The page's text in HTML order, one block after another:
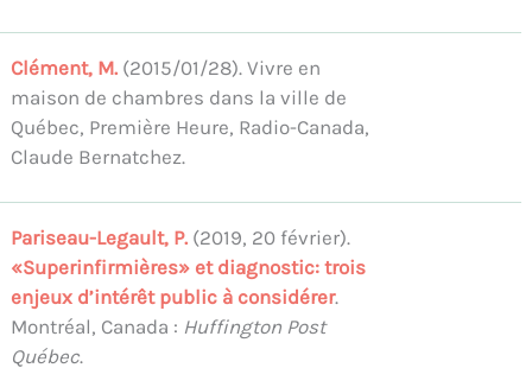
Clément, M. (2015/01/28). Vivre en
maison de chambres dans la ville de
Québec, Première Heure, Radio-Canada,
Claude Bernatchez.
Pariseau-Legault, P. (2019, 20 février).
«Superinfirmières» et diagnostic: trois
enjeux d’intérêt public à considérer.
Montréal, Canada : Huffington Post
Québec.